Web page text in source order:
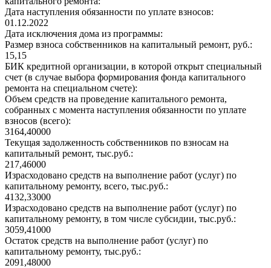
Дата наступления обязанности по уплате взносов:
01.12.2022
Дата исключения дома из программы:
Размер взноса собственников на капитальный ремонт, руб.:
15,15
БИК кредитной организации, в которой открыт специальный
счет (в случае выбора формирования фонда капитального
ремонта на специальном счете):
Объем средств на проведение капитального ремонта,
собранных с момента наступления обязанности по уплате
взносов (всего):
3164,40000
Текущая задолженность собственников по взносам на
капитальный ремонт, тыс.руб.:
217,46000
Израсходовано средств на выполнение работ (услуг) по
капитальному ремонту, всего, тыс.руб.:
4132,33000
Израсходовано средств на выполнение работ (услуг) по
капитальному ремонту, в том числе субсидии, тыс.руб.:
3059,41000
Остаток средств на выполнение работ (услуг) по
капитальному ремонту, тыс.руб.:
2091,48000